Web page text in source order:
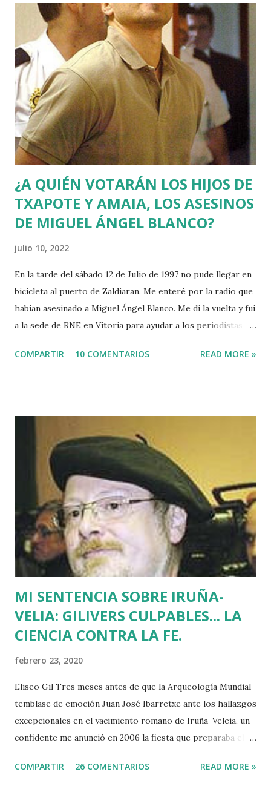
¿A QUIÉN VOTARÁN LOS HIJOS DE
TXAPOTE Y AMAIA, LOS ASESINOS
DE MIGUEL ÁNGEL BLANCO?
julio 10, 2022
En la tarde del sábado 12 de Julio de 1997 no pude llegar en
bicicleta al puerto de Zaldiaran. Me enteré por la radio que
habían asesinado a Miguel Ángel Blanco. Me di la vuelta y fui
a la sede de RNE en Vitoria para ayudar a los periodistas
pudiera ocurrir después de que se cumpliera el plazo de 48
Batasuna, Rufi Etxeberria, que hasta el año pasado fue
dirigente de Sortu. Tras aquel vil secuestro, las calles de
Euskadi dejaron de ser dominadas por ETA y su entorno
político. Nadie recuerda en Bilbao una manifestación mayor
que la que había pedido la liberación de Miguel Angel
Blanco horas antes de su asesinato: concentró a más de
medio millón de personas. Fuimos muchos los que
descubrimos que l...
COMPARTIR 10 COMENTARIOS READ MORE »
MI SENTENCIA SOBRE IRUÑA-
VELIA: GILIVERS CULPABLES... LA
CIENCIA CONTRA LA FE.
febrero 23, 2020
Eliseo Gil Tres meses antes de que la Arqueología Mundial
temblase de emoción Juan José Ibarretxe ante los hallazgos
excepcionales en el yacimiento romano de Iruña-Veleia, un
confidente me anunció en 2006 la fiesta que preparaba el
primer calvario de la Cristiandad (con un sonrojante RIP en
COMPARTIR 26 COMENTARIOS READ MORE »